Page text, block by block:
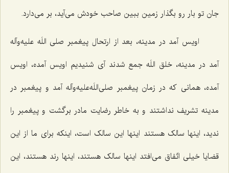
جان تو بار رو بگذار زمین ببین صاحب خودش می‌آید، بر می‌دارد.
اویس آمد در مدینه، بعد از ارتحال پیغمبر صلی اللَه علیه‌وآله
آمد در مدینه، خلق اللَه جمع شدند آی شنیدیم اویس آمده، اویس
آمده، همانی که در زمان پیغمبر صلی‌اللَه‌علیه‌وآله آمد و پیغمبر در
مدینه تشریف نداشتند و به خاطر رضایت مادر برگشت و پیغمبر را
ندید، اینها سالک هستند اینها این سالک است، اینکه برای ما از این
قضایا خیلی اتّفاق می‌افتد اینها سالک هستند، اینها رند هستند، این